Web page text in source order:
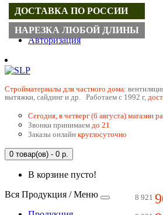
Регистрация
Авторизация
Cтройматериалы для частного дома:
вытяжки, сайдинг и др. Работаем с 1992 г,
Сегодня, в четверг (6 августа) магазин
Звонки принимаем до 21
Заказы онлайн круглосуточно
0 товар(ов) - 0 р.
В корзине пусто!
8 921
Вся Продукция / Меню
ДОСТАВКА ПО РОССИИ
НАРЕЗКА ЛЮБОЙ ДЛИНЫ